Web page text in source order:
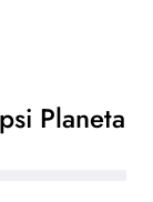
Planeta